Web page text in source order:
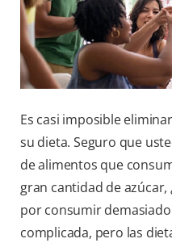
Es casi imposible
su dieta. Seguro que
de alimentos que
gran cantidad de
por consumir
complicada, pero las